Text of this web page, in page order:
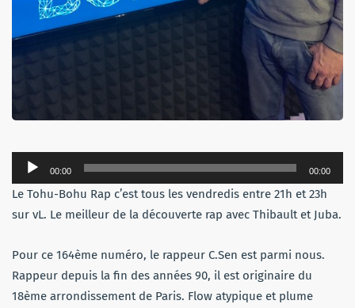
Lecteur
audio
00:00 00:00
Le Tohu-Bohu Rap c’est tous les vendredis entre 21h et 23h
sur vL. Le meilleur de la découverte rap avec Thibault et Juba.
Pour ce 164ème numéro, le rappeur C.Sen est parmi nous.
Rappeur depuis la fin des années 90, il est originaire du
18ème arrondissement de Paris. Flow atypique et plume